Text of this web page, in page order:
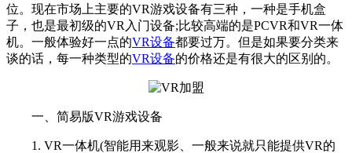
位。现在市场上主要的VR游戏设备有三种，一种是手机盒
子，也是最初级的VR入门设备;比较高端的是PCVR和VR一体
机。一般体验好一点的VR设备都要过万。但是如果要分类来
谈的话，每一种类型的VR设备的价格还是有很大的区别的。
一、简易版VR游戏设备
1. VR一体机(智能用来观影、一般来说就只能提供VR的